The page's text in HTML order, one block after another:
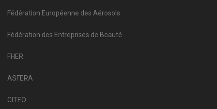
Fédération Européenne des Aérosols
Fédération des Entreprises de Beauté
FHER
ASFERA
CITEO